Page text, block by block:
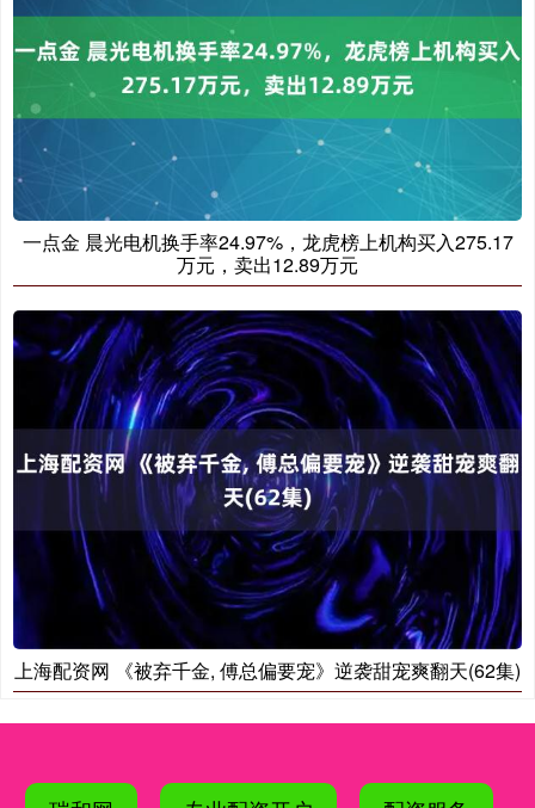
一点金 晨光电机换手率24.97%，龙虎榜上机构买入275.17
万元，卖出12.89万元
上海配资网 《被弃千金, 傅总偏要宠》逆袭甜宠爽翻天(62集)